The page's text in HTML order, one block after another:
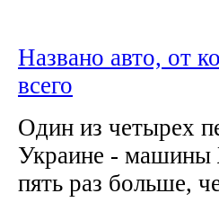
Названо авто, от
всего
Один из четырех
Украине - машины
пять раз больше,